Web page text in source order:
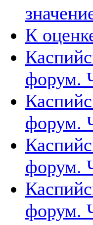
К
форум.
форум.
форум.
форум.